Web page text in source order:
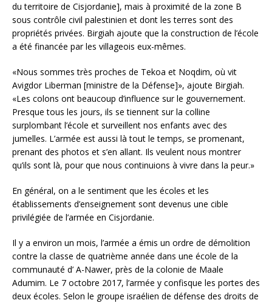
du territoire de Cisjordanie], mais à proximité de la zone B
sous contrôle civil palestinien et dont les terres sont des
propriétés privées. Birgiah ajoute que la construction de l’école
a été financée par les villageois eux-mêmes.
«Nous sommes très proches de Tekoa et Noqdim, où vit
Avigdor Liberman [ministre de la Défense]», ajoute Birgiah.
«Les colons ont beaucoup d’influence sur le gouvernement.
Presque tous les jours, ils se tiennent sur la colline
surplombant l’école et surveillent nos enfants avec des
jumelles. L’armée est aussi là tout le temps, se promenant,
prenant des photos et s’en allant. Ils veulent nous montrer
qu’ils sont là, pour que nous continuions à vivre dans la peur.»
En général, on a le sentiment que les écoles et les
établissements d’enseignement sont devenus une cible
privilégiée de l’armée en Cisjordanie.
Il y a environ un mois, l’armée a émis un ordre de démolition
contre la classe de quatrième année dans une école de la
communauté d’ A-Nawer, près de la colonie de Maale
Adumim. Le 7 octobre 2017, l’armée y confisque les portes des
deux écoles. Selon le groupe israélien de défense des droits de